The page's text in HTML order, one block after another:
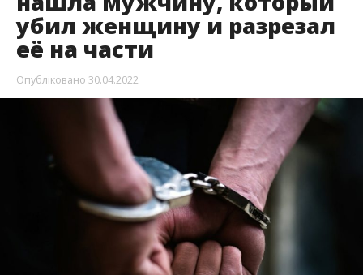
убил женщину и разрезал
её на части
Опубліковано 30.04.2022